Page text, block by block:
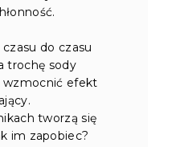
czasu do czasu
trochę sody
wzmocnić efekt
tworzą się
im zapobiec?